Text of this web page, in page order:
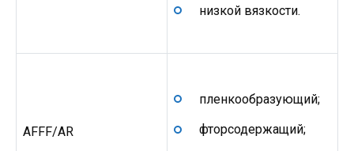
низкой вязкости.
AFFF/AR
пленкообразующий;
фторсодержащий;